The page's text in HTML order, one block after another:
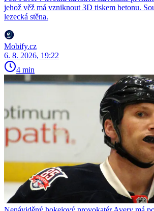
jehož věž má vzniknout 3D tiskem betonu.
lezecká stěna.
Mobify.cz
6. 8. 2026, 19:22
4 min